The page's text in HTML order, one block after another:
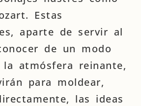
Estas
aparte de servir al
de un modo
la atmósfera reinante,
para moldear,
las ideas